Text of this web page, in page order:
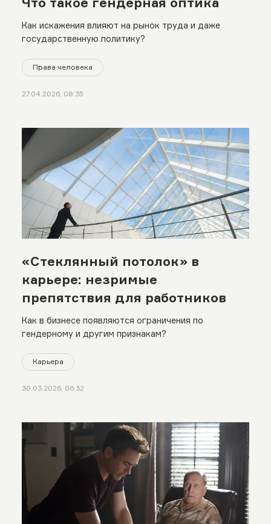
Как искажения влияют на рынок труда и даже
государственную политику?
Права человека
27.04.2026, 08:35
«Стеклянный потолок» в
карьере: незримые
препятствия для работников
Как в бизнесе появляются ограничения по
гендерному и другим признакам?
Карьера
30.03.2026, 06:32